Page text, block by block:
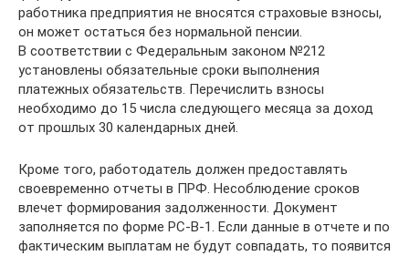
работника предприятия не вносятся страховые взносы,
он может остаться без нормальной пенсии.
В соответствии с Федеральным законом №212
установлены обязательные сроки выполнения
платежных обязательств. Перечислить взносы
необходимо до 15 числа следующего месяца за доход
от прошлых 30 календарных дней.
Кроме того, работодатель должен предоставлять
своевременно отчеты в ПРФ. Несоблюдение сроков
влечет формирования задолженности. Документ
заполняется по форме РС-В-1. Если данные в отчете и по
фактическим выплатам не будут совпадать, то появится